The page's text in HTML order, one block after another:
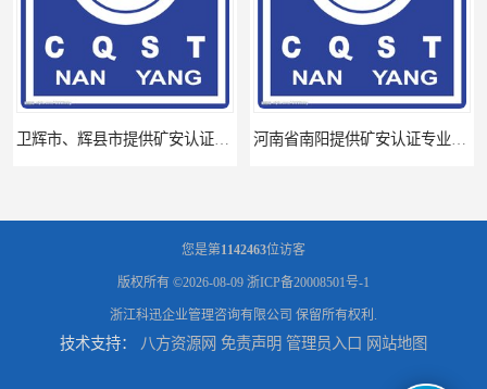
您是第1142463位访客
版权所有 ©2026-08-09 浙ICP备20008501号-1
浙江科迅企业管理咨询有限公司 保留所有权利.
技术支持： 八方资源网 免责声明 管理员入口 网站地图